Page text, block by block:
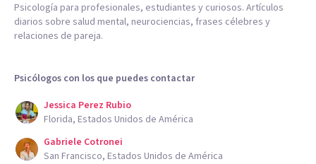
Psicología para profesionales, estudiantes y curiosos. Artículos
diarios sobre salud mental, neurociencias, frases célebres y
relaciones de pareja.
Psicólogos con los que puedes contactar
Jessica Perez Rubio
Florida, Estados Unidos de América
Gabriele Cotronei
San Francisco, Estados Unidos de América